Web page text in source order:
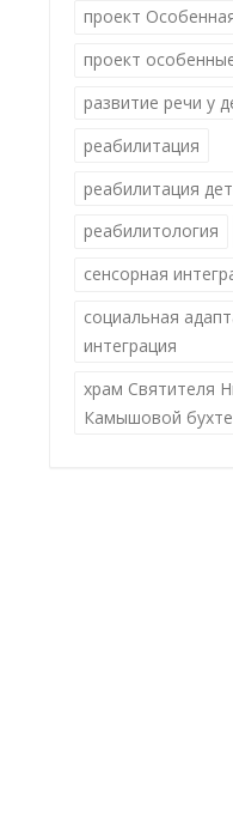
проект
проект
развитие речи у
реабилитация
реабилитация
реабилитология
сенсорная
социальная
интеграция
храм Святителя
Камышовой бухте